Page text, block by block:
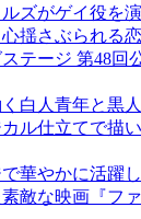
ズがゲイ役を
揺さぶられる
テージ 第48回
白人青年と黒
ル仕立てで描
華やかに活躍
敵な映画『フ